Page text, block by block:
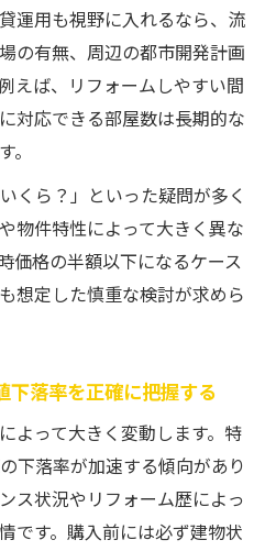
運用も視野に入れるなら、流
の有無、周辺の都市開発計画
えば、リフォームしやすい間
対応できる部屋数は長期的な
くら？」といった疑問が多く
物件特性によって大きく異な
価格の半額以下になるケース
想定した慎重な検討が求めら
下落率を正確に把握する
よって大きく変動します。特
下落率が加速する傾向があり
ス状況やリフォーム歴によっ
です。購入前には必ず建物状